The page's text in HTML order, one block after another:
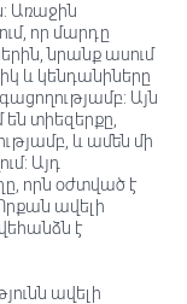
Առաջին
որ մարդը
նրանք ասում
և կենդանիները
Այն
տիեզերքը,
և ամեն մի
Այդ
որն օժտված է
ավելի
է
ավելի